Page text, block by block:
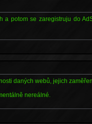
a potom se zaregistruju do
daných webů, jejich
nereálné.